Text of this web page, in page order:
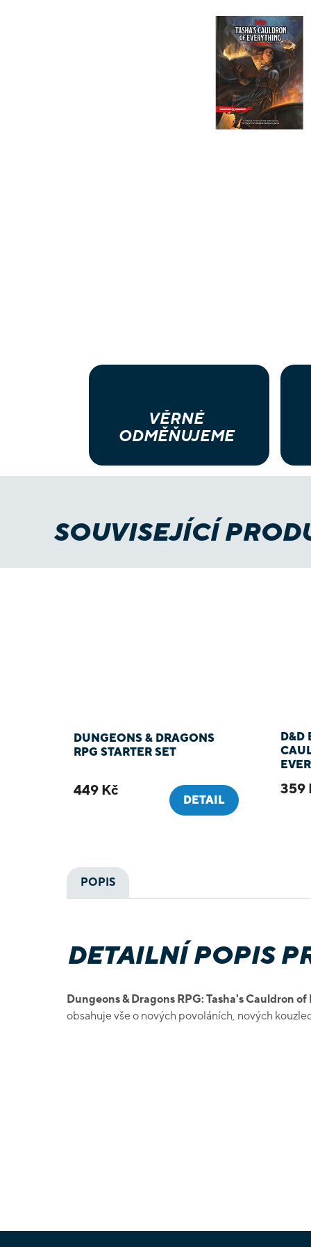
VĚRNÉ
ODMĚŇUJEME
SOUVISEJÍCÍ
DUNGEONS & DRAGONS
RPG STARTER SET
449 Kč
DETAIL
D&D
359
POPIS
DETAILNÍ POPIS
Dungeons & Dragons RPG: Tasha's Cauldron
obsahuje vše o nových povoláních, nových